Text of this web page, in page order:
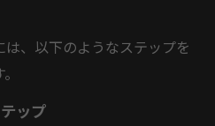
、以下のようなステップを
ップ